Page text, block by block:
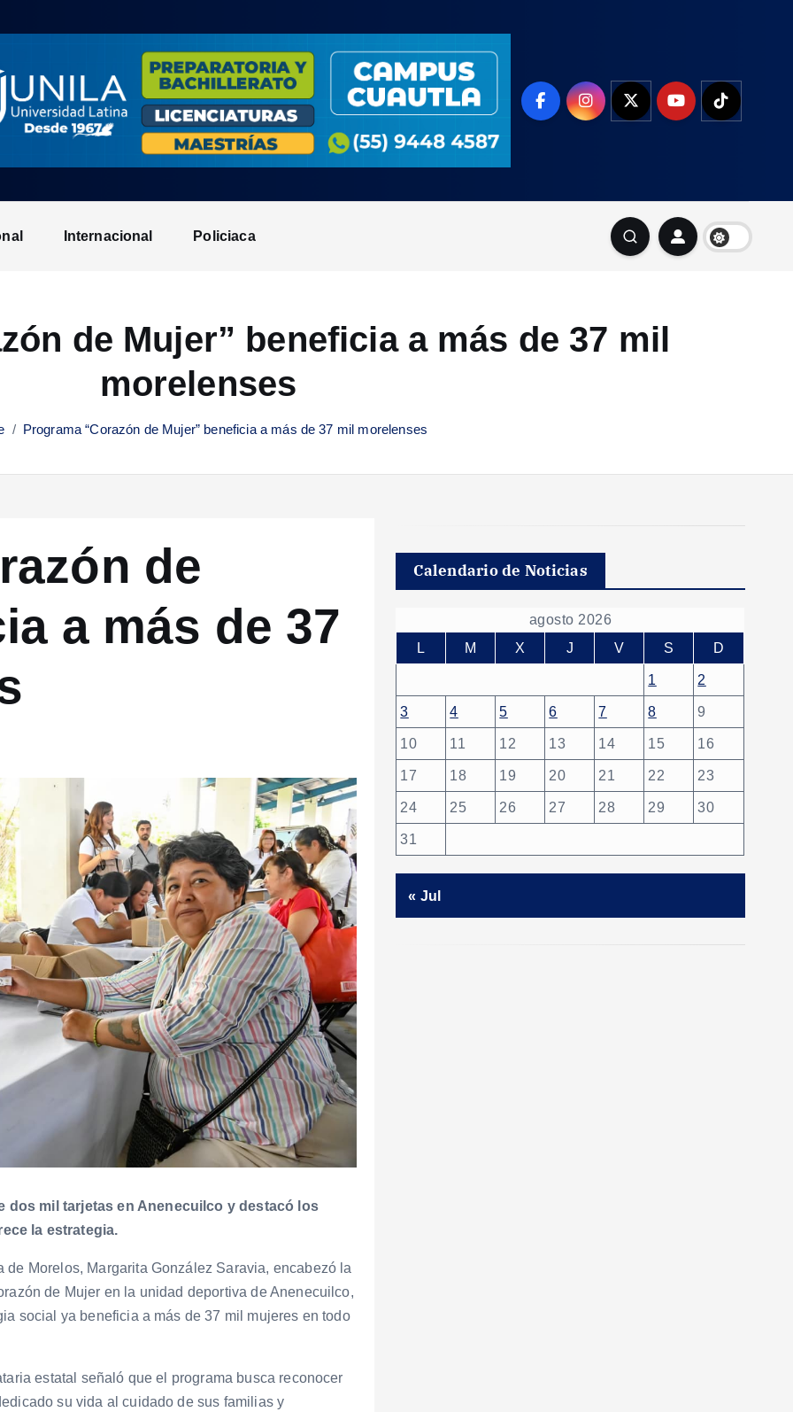
Internacional Policiaca
de Mujer” beneficia a más de 37 mil
morelenses
Programa “Corazón de Mujer” beneficia a más de 37 mil morelenses
de
a más de 37
dos mil tarjetas en Anenecuilco y destacó los
la estrategia.
Morelos, Margarita González Saravia, encabezó la
de Mujer en la unidad deportiva de Anenecuilco,
social ya beneficia a más de 37 mil mujeres en todo
estatal señaló que el programa busca reconocer
su vida al cuidado de sus familias y
Calendario de Noticias
agosto 2026
L
M X J V S D
1 2
3 4 5 6 7 8 9
10 11 12 13 14 15 16
17 18 19 20 21 22 23
24 25 26 27 28 29 30
31
« Jul